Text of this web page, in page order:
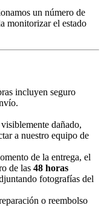
un número de
monitorizar el estado
incluyen seguro
dañado,
a nuestro equipo de
de la entrega, el
de las 48 horas
fotografías del
o reembolso